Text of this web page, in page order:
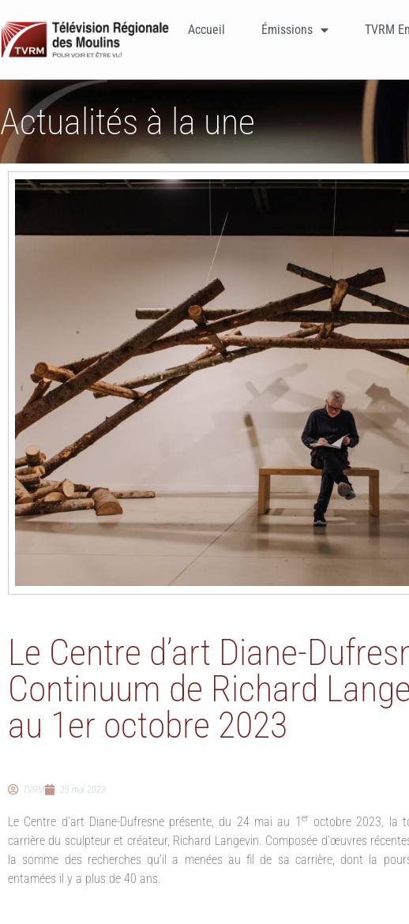
Accueil Émissions TVRM
Actualités à la une
Le Centre d’art Diane-
Continuum de Richard
au 1er octobre 2023
TVRM 25 mai 2023
Le Centre d’art Diane-Dufresne présente, du 24 mai au 1 eroctobre 2023, la
carrière du sculpteur et créateur, Richard Langevin. Composée d’œuvres
la somme des recherches qu’il a menées au fil de sa carrière, dont la
entamées il y a plus de 40 ans.